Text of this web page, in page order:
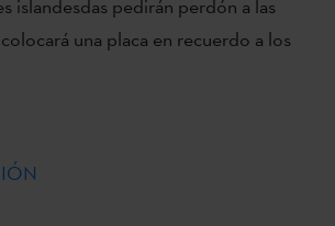
islandesdas pedirán perdón a las
una placa en recuerdo a los